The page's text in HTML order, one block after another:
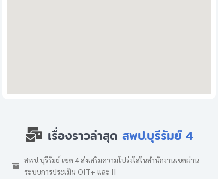
เรื่องราวล่าสุด สพป.บุรีรัมย์ 4
สพป.บุรีรัมย์ เขต 4 ส่งเสริมความโปร่งใสในสำนักงานเขตผ่าน
ระบบการประเมิน OIT+ และ II